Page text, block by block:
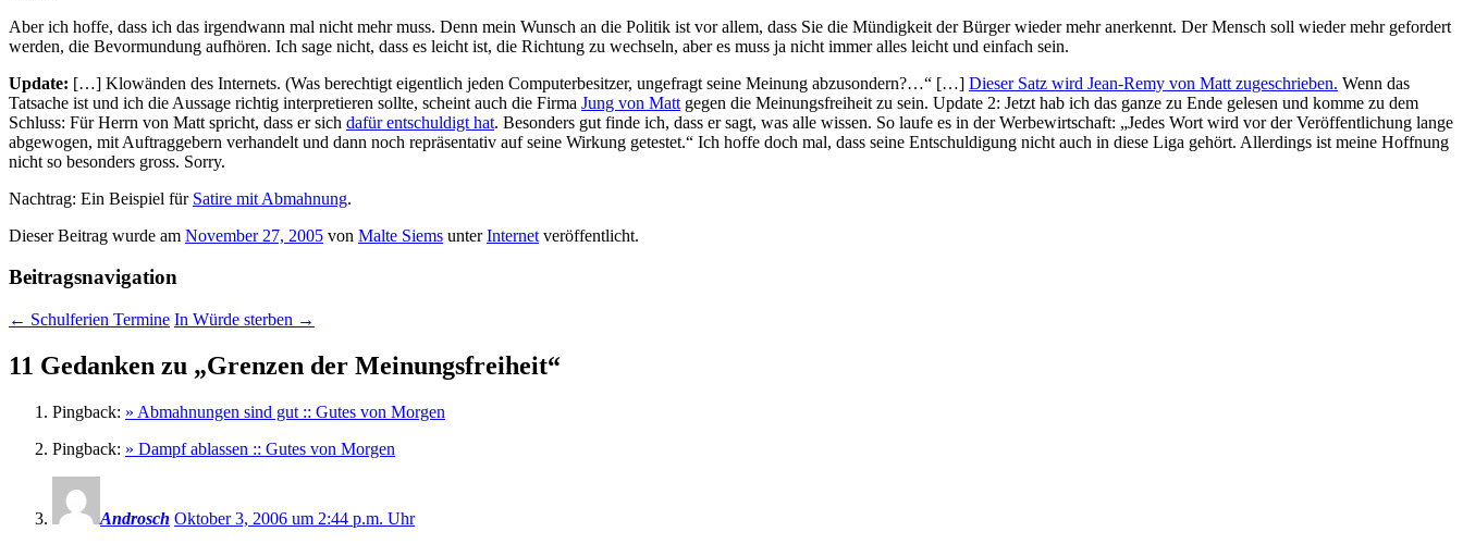
Aber ich hoffe, dass ich das irgendwann mal nicht mehr muss. Denn mein Wunsch an die Politik ist vor allem, dass Sie die Mündigkeit der Bürger wieder mehr anerkennt. Der Mensch soll wieder mehr gefordert
werden, die Bevormundung aufhören. Ich sage nicht, dass es leicht ist, die Richtung zu wechseln, aber es muss ja nicht immer alles leicht und einfach sein.
Update: […] Klowänden des Internets. (Was berechtigt eigentlich jeden Computerbesitzer, ungefragt seine Meinung abzusondern?…“ […] Dieser Satz wird Jean-Remy von Matt zugeschrieben. Wenn das
Tatsache ist und ich die Aussage richtig interpretieren sollte, scheint auch die Firma Jung von Matt gegen die Meinungsfreiheit zu sein. Update 2: Jetzt hab ich das ganze zu Ende gelesen und komme zu dem
Schluss: Für Herrn von Matt spricht, dass er sich dafür entschuldigt hat. Besonders gut finde ich, dass er sagt, was alle wissen. So laufe es in der Werbewirtschaft: „Jedes Wort wird vor der Veröffentlichung lange
abgewogen, mit Auftraggebern verhandelt und dann noch repräsentativ auf seine Wirkung getestet.“ Ich hoffe doch mal, dass seine Entschuldigung nicht auch in diese Liga gehört. Allerdings ist meine Hoffnung
nicht so besonders gross. Sorry.
Nachtrag: Ein Beispiel für Satire mit Abmahnung.
Dieser Beitrag wurde am November 27, 2005 von Malte Siems unterInternet veröffentlicht.
Beitragsnavigation
← Schulferien Termine In Würde sterben →
11 Gedanken zu „Grenzen der Meinungsfreiheit“
Pingback: » Abmahnungen sind gut :: Gutes von Morgen
Pingback: » Dampf ablassen :: Gutes von Morgen
Androsch Oktober 3, 2006 um 2:44 p.m. Uhr